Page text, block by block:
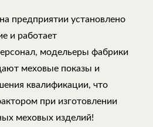
предприятии установлено
и работает
модельеры фабрики
меховые показы и
квалификации, что
при изготовлении
меховых изделий!